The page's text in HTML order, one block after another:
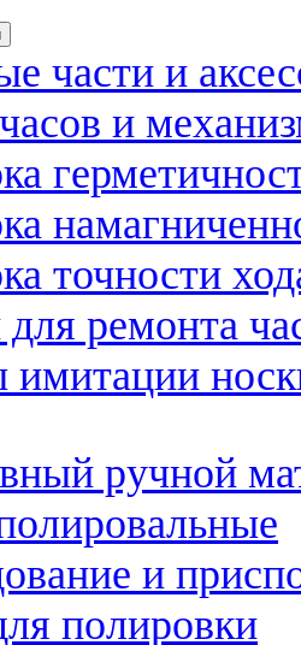
части и
и
точности
ремонта
имитации
ручной
и
полировки